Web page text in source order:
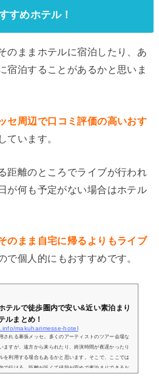
すめホテル！
のままホテルに宿泊したり、あ
宿泊することがあるかと思いま
セ周辺で口コミ評価の高いおす
ています。
距離のところでライブが行われ
が何も予定がない場合はホテル
のまま自宅に帰るよりもライブ
で個人的にもおすすめです。
テルで徒歩圏内で安い&近い素泊まり
ルまとめ！
makuharimesse-hotel
される幕張メッセ。多くのアーティストのツアー会場な
ますが、遠方から来られたり、終演時間が夜遅かったり
を利用する場合もあるかと思います。そこで、ここでは
で行ける、距離が近くて値段が安めで素泊まりできるお